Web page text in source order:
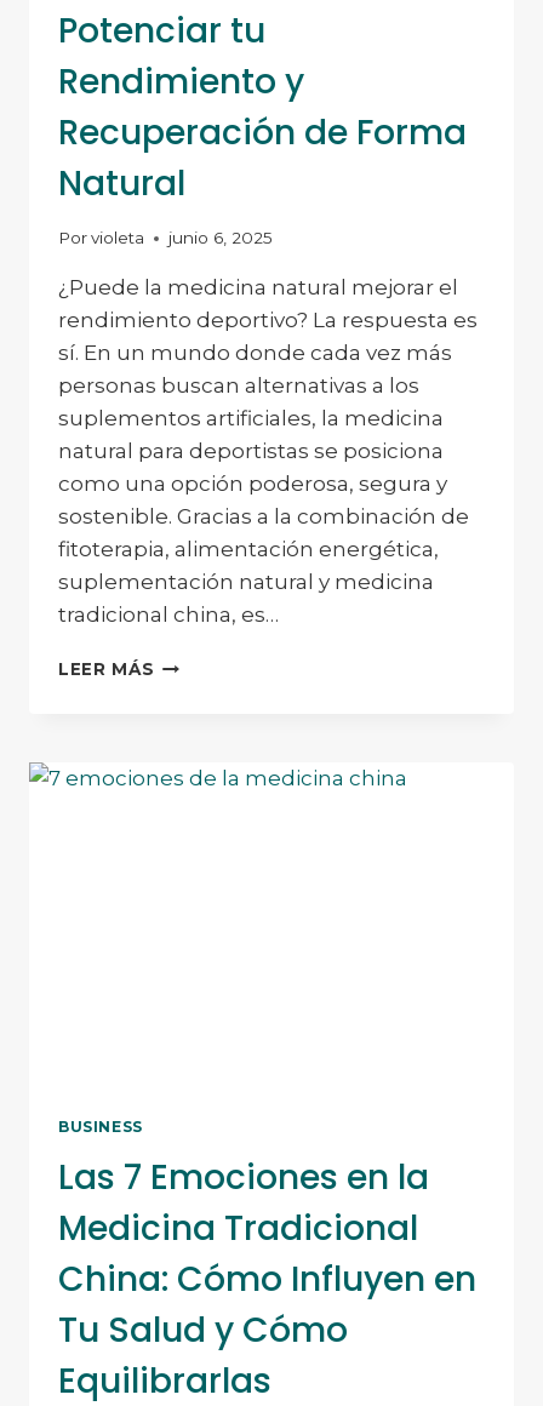
Potenciar tu
Rendimiento y
Recuperación de Forma
Natural
Porvioleta junio 6, 2025
¿Puede la medicina natural mejorar el
rendimiento deportivo? La respuesta es
sí. En un mundo donde cada vez más
personas buscan alternativas a los
suplementos artificiales, la medicina
natural para deportistas se posiciona
como una opción poderosa, segura y
sostenible. Gracias a la combinación de
fitoterapia, alimentación energética,
suplementación natural y medicina
tradicional china, es…
LEER MÁS MEDICINA
POTENCIAR
BUSINESS
Las 7 Emociones en la
Medicina Tradicional
China: Cómo Influyen en
Tu Salud y Cómo
Equilibrarlas